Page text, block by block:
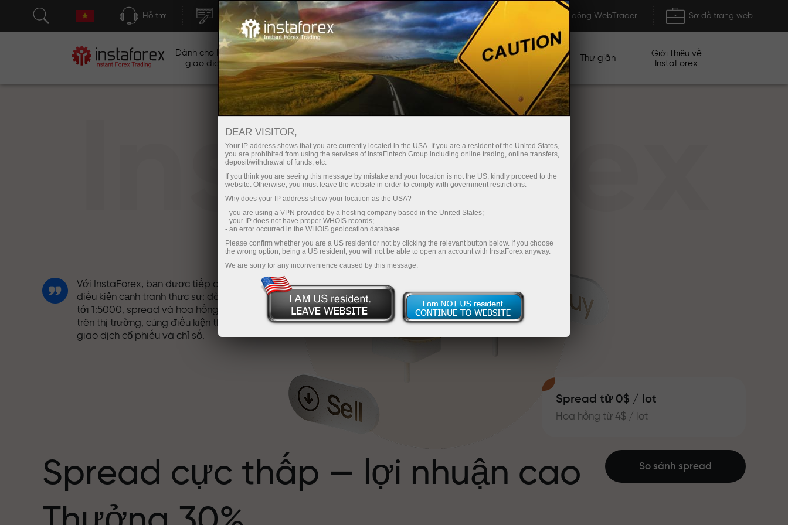
Hỗ trợ Mở tài khoản ngay lập tức Tải nền tảng giao dịch Metatrader Khởi động WebTrader Sơ đồ trang web
Dành cho Nhà
giao dịch
Cho người mới
bắt đầu
Dành cho nhà
đầu tư
Dành cho đối tác Các chiến dịch Thư giãn
Giới thiệu về
InstaForex
InstaForex
Spread từ 0$ / lot
Hoa hồng từ 4$ / lot
Với InstaForex, bạn được tiếp cận những
điều kiện cạnh tranh thực sự: đòn bẩy lên
tới 1:5000, spread và hoa hồng tốt nhất
trên thị trường, cùng điều kiện thuận lợi để
giao dịch cổ phiếu và chỉ số.
dịch có cùng giá trị. Aleš Loprais mang
tinh thần quyết tâm và kỷ luật vào thế giới
Spread cực thấp — lợi nhuận cao
So sánh spread
DEAR VISITOR,
Your IP address shows that you are currently located in the USA. If you are a resident of the United States,
you are prohibited from using the services of InstaFintech Group including online trading, online transfers,
deposit/withdrawal of funds, etc.
If you think you are seeing this message by mistake and your location is not the US, kindly proceed to the
website. Otherwise, you must leave the website in order to comply with government restrictions.
Why does your IP address show your location as the USA?
- you are using a VPN provided by a hosting company based in the United States;
- your IP does not have proper WHOIS records;
- an error occurred in the WHOIS geolocation database.
Please confirm whether you are a US resident or not by clicking the relevant button below. If you choose
the wrong option, being a US resident, you will not be able to open an account with InstaForex anyway.
We are sorry for any inconvenience caused by this message.